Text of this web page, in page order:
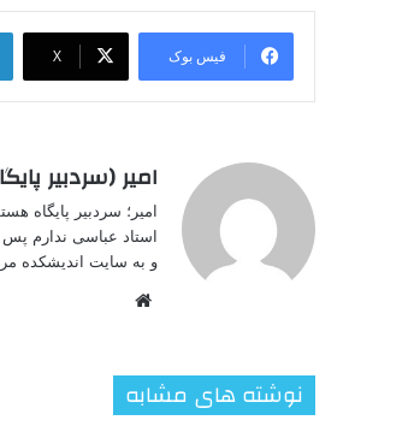
فیس بوک X
امیر (سردبیر
امیر؛ سردبیر پایگاه
استاد عباسی ندارم
و به سایت اندیشکده
نوشته های مشابه